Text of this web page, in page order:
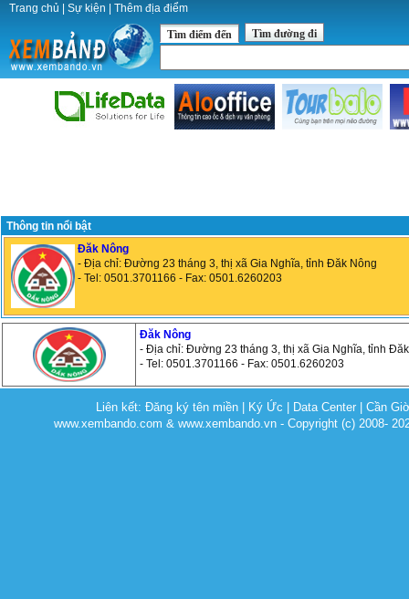
Trang chủ Sự kiện Thêm địa điểm
Tìm điểm đến Tìm đường đi
Thông tin nổi bật
Đăk Nông
- Địa chỉ: Đường 23 tháng 3, thị xã Gia Nghĩa, tỉnh Đăk Nông
- Tel: 0501.3701166 - Fax: 0501.6260203
Đăk Nông
- Địa chỉ: Đường 23 tháng 3, thị xã Gia Nghĩa, tỉnh
- Tel: 0501.3701166 - Fax: 0501.6260203
Liên kết:Đăng ký tên miền Ký Ức Data Center |Cần
www.xembando.com & www.xembando.vn - Copyright (c) 2008-